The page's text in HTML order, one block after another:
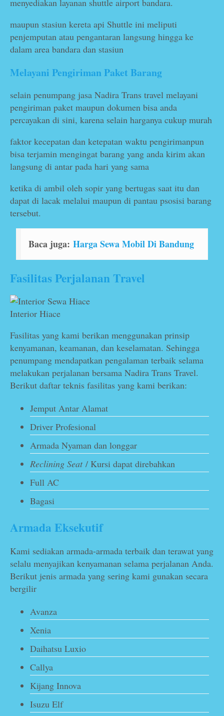
maupun stasiun kereta api Shuttle ini meliputi
penjemputan atau pengantaran langsung hingga ke
dalam area bandara dan stasiun
Melayani Pengiriman Paket Barang
selain penumpang jasa Nadira Trans travel melayani
pengiriman paket maupun dokumen bisa anda
percayakan di sini, karena selain harganya cukup murah
faktor kecepatan dan ketepatan waktu pengirimanpun
bisa terjamin mengingat barang yang anda kirim akan
langsung di antar pada hari yang sama
ketika di ambil oleh sopir yang bertugas saat itu dan
dapat di lacak melalui maupun di pantau psosisi barang
tersebut.
Baca juga:Harga Sewa Mobil Di Bandung
Fasilitas Perjalanan Travel
Interior Hiace
Fasilitas yang kami berikan menggunakan prinsip
kenyamanan, keamanan, dan keselamatan. Sehingga
penumpang mendapatkan pengalaman terbaik selama
melakukan perjalanan bersama Nadira Trans Travel.
Berikut daftar teknis fasilitas yang kami berikan:
Jemput Antar Alamat
Driver Profesional
Armada Nyaman dan longgar
Reclining Seat/ Kursi dapat direbahkan
Full AC
Bagasi
Armada Eksekutif
Kami sediakan armada-armada terbaik dan terawat yang
selalu menyajikan kenyamanan selama perjalanan Anda.
Berikut jenis armada yang sering kami gunakan secara
bergilir
Avanza
Xenia
Daihatsu Luxio
Callya
Kijang Innova
Isuzu Elf